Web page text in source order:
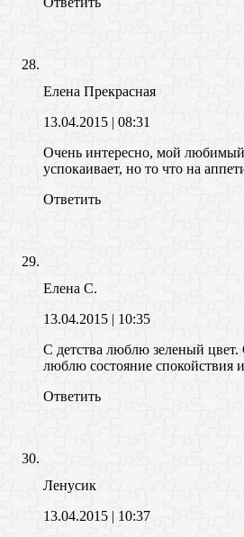
Елена Прекрасная
13.04.2015 | 08:31
Очень интересно, мой любимый
успокаивает, но то что на
Ответить
Елена С.
13.04.2015 | 10:35
С детства люблю зеленый цвет.
люблю состояние спокойствия
Ответить
Ленусик
13.04.2015 | 10:37